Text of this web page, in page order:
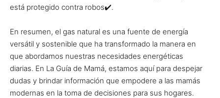
está protegido contra robos✔️.
En resumen, el gas natural es una fuente de energía
versátil y sostenible que ha transformado la manera en
que abordamos nuestras necesidades energéticas
diarias. En La Guía de Mamá, estamos aquí para despejar
dudas y brindar información que empodere a las mamás
modernas en la toma de decisiones para sus hogares.